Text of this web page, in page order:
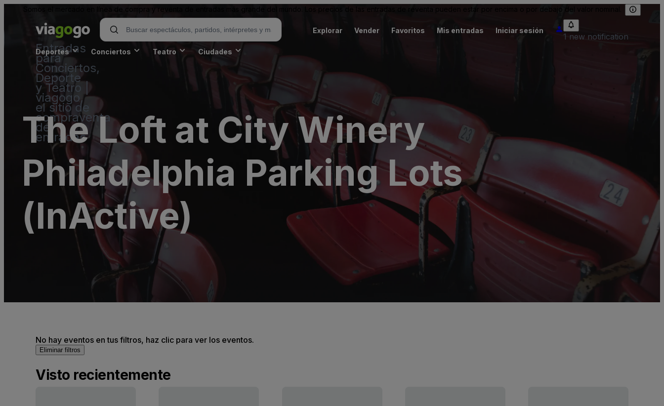
Entradas
para
Conciertos,
Deporte
y Teatro |
viagogo,
el sitio de
compraventa
de
entradas
Explorar Vender Favoritos Mis entradas Iniciar sesión
1 new notification
Deportes Conciertos Teatro Ciudades
The Loft at City Winery
Philadelphia Parking Lots
(InActive)
No hay eventos en tus filtros, haz clic para ver los eventos.
Eliminar filtros
Visto recientemente